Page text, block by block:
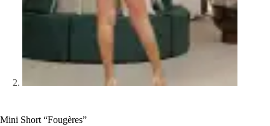
Mini Short “Fougères”